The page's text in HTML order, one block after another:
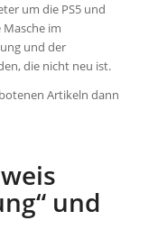
um die PS5 und
im
und der
die nicht neu ist.
Artikeln dann
und